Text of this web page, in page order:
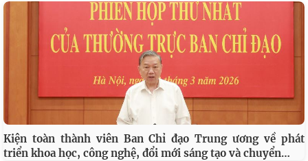
Kiện toàn thành viên Ban Chỉ đạo Trung ương về phát
triển khoa học, công nghệ, đổi mới sáng tạo và chuyển…